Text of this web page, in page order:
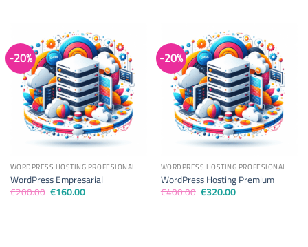
€50.00. €140.00.
-20%
WORDPRESS HOSTING PROFESIONAL
WordPress Empresarial
€200.00 El
precio
€160.00Elprecio
-20%
WORDPRESS HOSTING PROFESIONAL
WordPress Hosting Premium
€400.00 El
precio
€320.00Elprecio